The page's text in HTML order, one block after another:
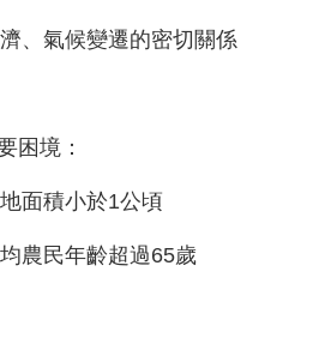
、氣候變遷的密切關係
困境：
面積小於1公頃
農民年齡超過65歲